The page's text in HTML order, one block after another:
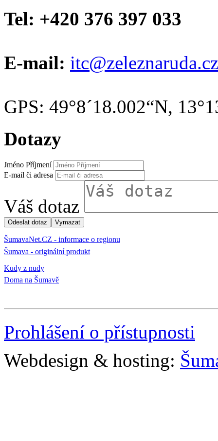
Tel: +420 376 397 033
E-mail: itc@zeleznaruda.cz
GPS: 49°8´18.002“N,
Dotazy
Jméno Příjmení
E-mail či adresa
Váš dotaz
ŠumavaNet.CZ - informace o regionu
Šumava - originální produkt
Kudy z nudy
Doma na Šumavě
Prohlášení o přístupnosti
Webdesign & hosting: